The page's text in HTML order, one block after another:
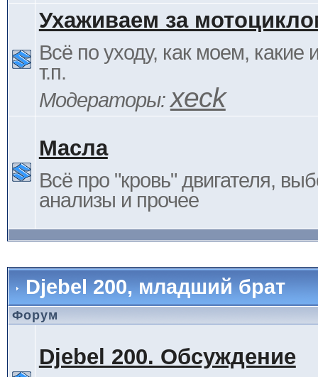
Ухаживаем за
Всё по уходу, как моем, какие
т.п.
Модераторы:xeck
Масла
Всё про "кровь" двигателя,
анализы и прочее
Djebel 200, младший брат
Форум
Djebel 200. Обсуждение